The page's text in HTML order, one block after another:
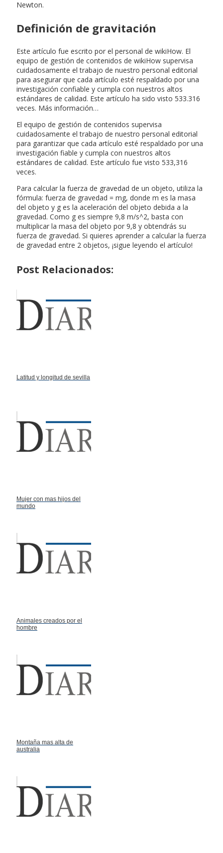
Newton.
Definición de gravitación
Este artículo fue escrito por el personal de wikiHow. El
equipo de gestión de contenidos de wikiHow supervisa
cuidadosamente el trabajo de nuestro personal editorial
para asegurar que cada artículo esté respaldado por una
investigación confiable y cumpla con nuestros altos
estándares de calidad. Este artículo ha sido visto 533.316
veces. Más información…
El equipo de gestión de contenidos supervisa
cuidadosamente el trabajo de nuestro personal editorial
para garantizar que cada artículo esté respaldado por una
investigación fiable y cumpla con nuestros altos
estándares de calidad. Este artículo fue visto 533,316
veces.
Para calcular la fuerza de gravedad de un objeto, utiliza la
fórmula: fuerza de gravedad = mg, donde m es la masa
del objeto y g es la aceleración del objeto debida a la
gravedad. Como g es siempre 9,8 m/s^2, basta con
multiplicar la masa del objeto por 9,8 y obtendrás su
fuerza de gravedad. Si quieres aprender a calcular la fuerza
de gravedad entre 2 objetos, ¡sigue leyendo el artículo!
Post Relacionados:
Latitud y longitud de sevilla
Mujer con mas hijos del
mundo
Animales creados por el
hombre
Montaña mas alta de
australia